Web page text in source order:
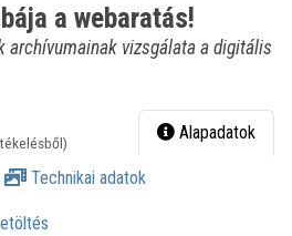
a webaratás!
archívumainak vizsgálata a digitális
Alapadatok
Technikai adatok